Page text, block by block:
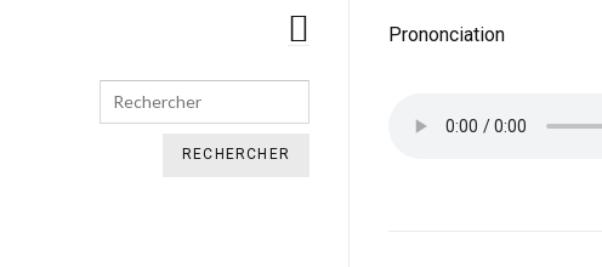
Prononciation
Search